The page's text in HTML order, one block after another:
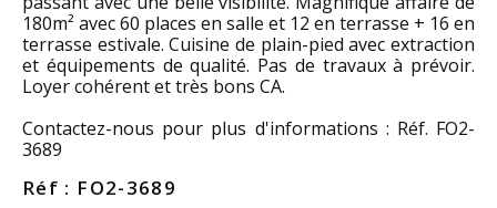
180m² avec 60 places en salle et 12 en terrasse + 16 en
terrasse estivale. Cuisine de plain-pied avec extraction
et équipements de qualité. Pas de travaux à prévoir.
Loyer cohérent et très bons CA.
Contactez-nous pour plus d'informations : Réf. FO2-
3689
Réf : FO2-3689